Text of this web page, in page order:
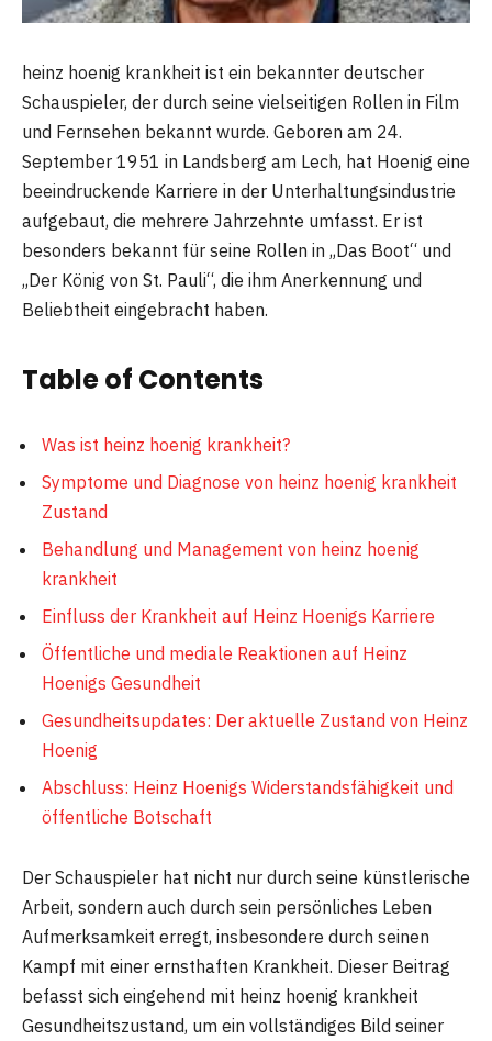
heinz hoenig krankheit ist ein bekannter deutscher
Schauspieler, der durch seine vielseitigen Rollen in Film
und Fernsehen bekannt wurde. Geboren am 24.
September 1951 in Landsberg am Lech, hat Hoenig eine
beeindruckende Karriere in der Unterhaltungsindustrie
aufgebaut, die mehrere Jahrzehnte umfasst. Er ist
besonders bekannt für seine Rollen in „Das Boot“ und
„Der König von St. Pauli“, die ihm Anerkennung und
Beliebtheit eingebracht haben.
Table of Contents
Was ist heinz hoenig krankheit?
Symptome und Diagnose von heinz hoenig krankheit
Zustand
Behandlung und Management von heinz hoenig
krankheit
Einfluss der Krankheit auf Heinz Hoenigs Karriere
Öffentliche und mediale Reaktionen auf Heinz
Hoenigs Gesundheit
Gesundheitsupdates: Der aktuelle Zustand von Heinz
Hoenig
Abschluss: Heinz Hoenigs Widerstandsfähigkeit und
öffentliche Botschaft
Der Schauspieler hat nicht nur durch seine künstlerische
Arbeit, sondern auch durch sein persönliches Leben
Aufmerksamkeit erregt, insbesondere durch seinen
Kampf mit einer ernsthaften Krankheit. Dieser Beitrag
befasst sich eingehend mit heinz hoenig krankheit
Gesundheitszustand, um ein vollständiges Bild seiner